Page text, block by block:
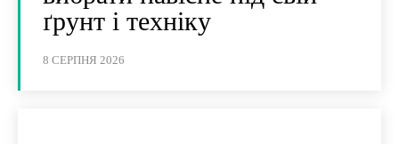
ґрунт і техніку
8 СЕРПНЯ 2026